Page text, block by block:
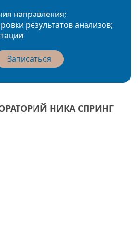
направления;
результатов анализов;
Записаться
НИКА СПРИНГ